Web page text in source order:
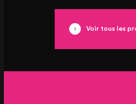
Voir tous les